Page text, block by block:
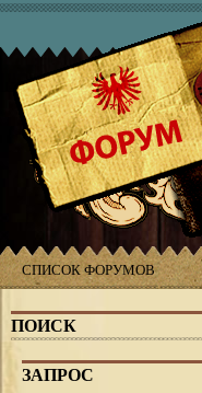
СПИСОК ФОРУМОВ
ПОИСК
ЗАПРОС